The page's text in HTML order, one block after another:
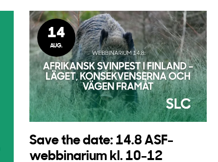
14
AUG.
Save the date: 14.8 ASF-
webbinarium kl. 10-12